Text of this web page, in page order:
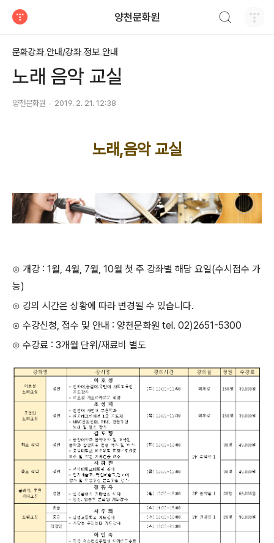
양천문화원
문화강좌 안내/강좌 정보 안내
노래 음악 교실
양천문화원 2019. 2. 21. 12:38
노래,음악 교실
⊙ 개강 : 1월, 4월, 7월, 10월 첫 주 강좌별 해당 요일(수시접수 가
능)
⊙ 강의 시간은 상황에 따라 변경될 수 있습니다.
⊙ 수강신청, 접수 및 안내 : 양천문화원 tel. 02)2651-5300
⊙ 수강료 : 3개월 단위/재료비 별도